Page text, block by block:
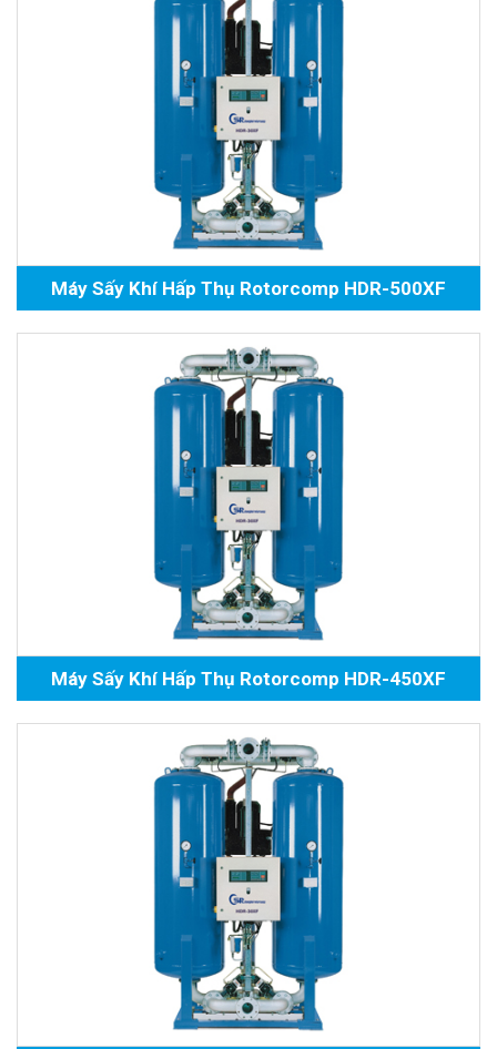
Máy Sấy Khí Hấp Thụ Rotorcomp HDR-500XF
Máy Sấy Khí Hấp Thụ Rotorcomp HDR-450XF